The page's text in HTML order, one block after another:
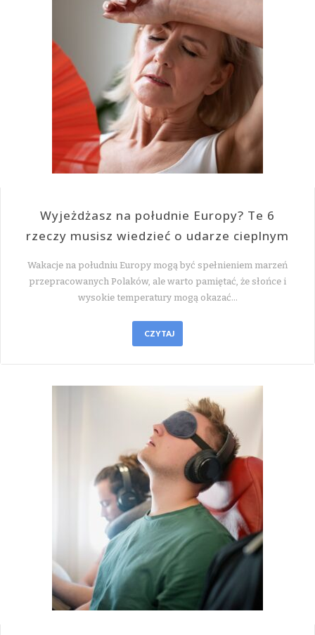
Wyjeżdżasz na południe Europy? Te 6
rzeczy musisz wiedzieć o udarze cieplnym
Wakacje na południu Europy mogą być spełnieniem marzeń
przepracowanych Polaków, ale warto pamiętać, że słońce i
wysokie temperatury mogą okazać…
CZYTAJ